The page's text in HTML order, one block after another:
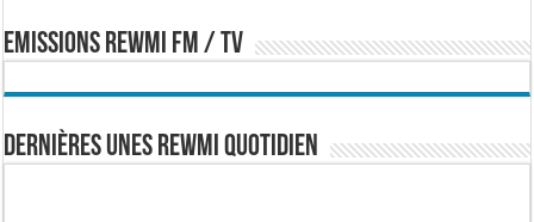
EMISSIONS REWMI FM / TV
Dernières Unes Rewmi Quotidien